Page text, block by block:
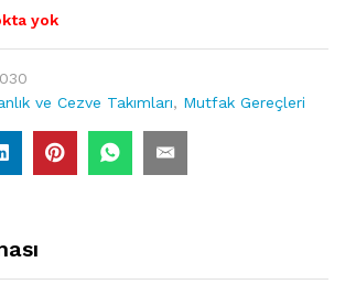
yok
ve Cezve Takımları, Mutfak Gereçleri